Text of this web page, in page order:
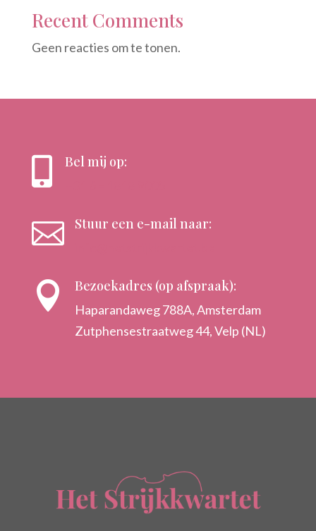
Recent Comments
Geen reacties om te tonen.
 Bel mij op:
 Stuur een e-mail naar:
 Bezoekadres (op afspraak):
Haparandaweg 788A, Amsterdam
Zutphensestraatweg 44, Velp (NL)